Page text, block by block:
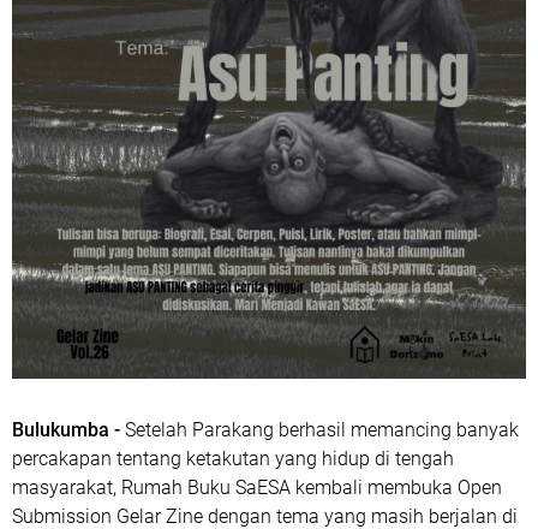
Bulukumba - Setelah Parakang berhasil memancing banyak
percakapan tentang ketakutan yang hidup di tengah
masyarakat, Rumah Buku SaESA kembali membuka Open
Submission Gelar Zine dengan tema yang masih berjalan di